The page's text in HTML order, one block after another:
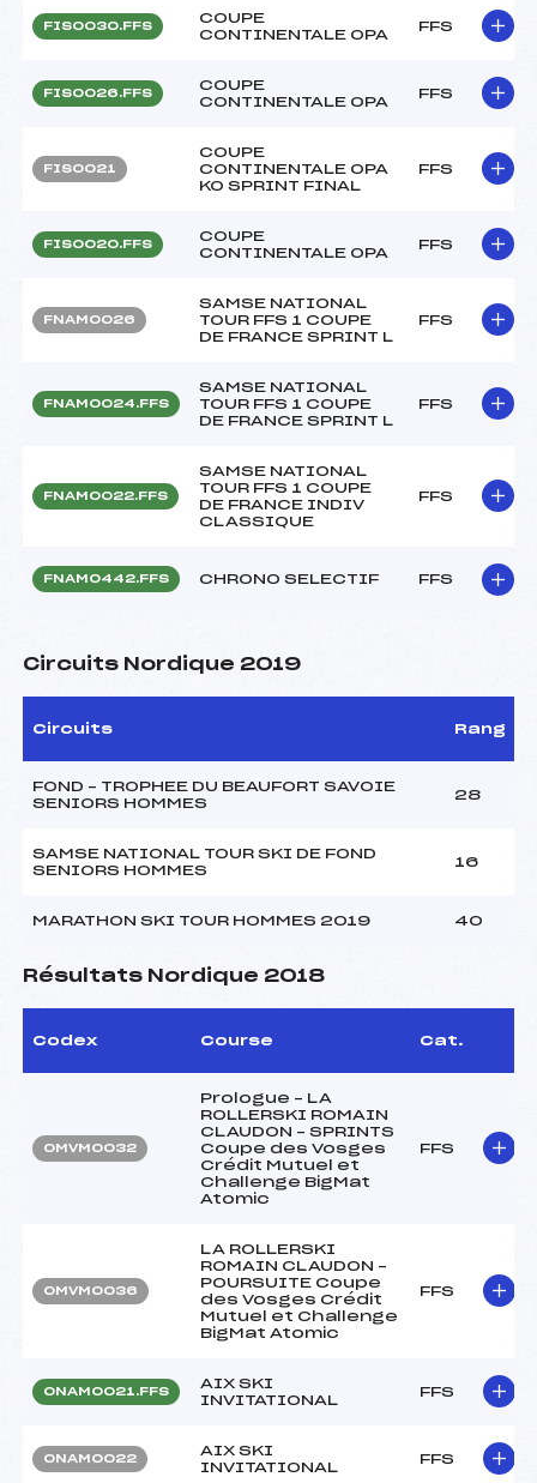
FIS0030.FFS
COUPE
CONTINENTALE OPA
FFS
FIS0026.FFS
COUPE
CONTINENTALE OPA
FFS
FIS0021
COUPE
CONTINENTALE OPA
KO SPRINT FINAL
FFS
FIS0020.FFS
COUPE
CONTINENTALE OPA
FFS
FNAM0026
SAMSE NATIONAL
TOUR FFS 1 COUPE
DE FRANCE SPRINT L
FFS
FNAM0024.FFS
SAMSE NATIONAL
TOUR FFS 1 COUPE
DE FRANCE SPRINT L
FFS
FNAM0022.FFS
SAMSE NATIONAL
TOUR FFS 1 COUPE
DE FRANCE INDIV
CLASSIQUE
FFS
FNAM0442.FFS CHRONO SELECTIF FFS
Circuits Nordique 2019
Circuits Rang
FOND – TROPHEE DU BEAUFORT SAVOIE
SENIORS HOMMES
28
SAMSE NATIONAL TOUR SKI DE FOND
SENIORS HOMMES
16
MARATHON SKI TOUR HOMMES 2019 40
Résultats Nordique 2018
Codex Course Cat.
OMVM0032
Prologue – LA
ROLLERSKI ROMAIN
CLAUDON – SPRINTS
Coupe des Vosges
Crédit Mutuel et
Challenge BigMat
Atomic
FFS
OMVM0036
LA ROLLERSKI
ROMAIN CLAUDON –
POURSUITE Coupe
des Vosges Crédit
Mutuel et Challenge
BigMat Atomic
FFS
ONAM0021.FFS
AIX SKI
INVITATIONAL
FFS
ONAM0022
AIX SKI
INVITATIONAL
FFS